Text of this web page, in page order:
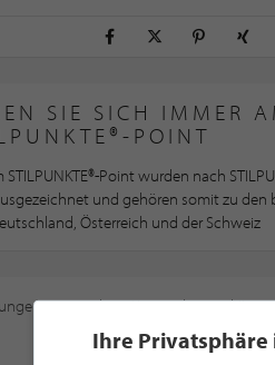
SIE SICH IMMER
POINT
Point wurden nach
und gehören somit zu den
Österreich und der Schweiz
an, um diese Karte sehen zu
Ihre Privatsphäre